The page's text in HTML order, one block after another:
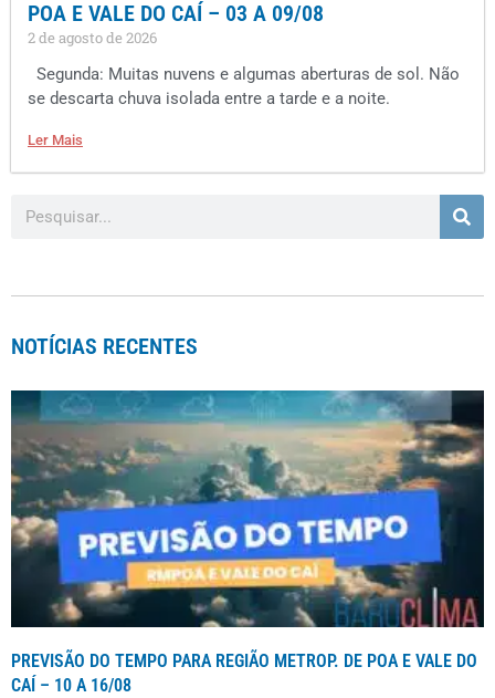
POA E VALE DO CAÍ – 03 A 09/08
2 de agosto de 2026
Segunda: Muitas nuvens e algumas aberturas de sol. Não
se descarta chuva isolada entre a tarde e a noite.
Ler Mais
NOTÍCIAS RECENTES
PREVISÃO DO TEMPO PARA REGIÃO METROP. DE POA E VALE DO
CAÍ – 10 A 16/08